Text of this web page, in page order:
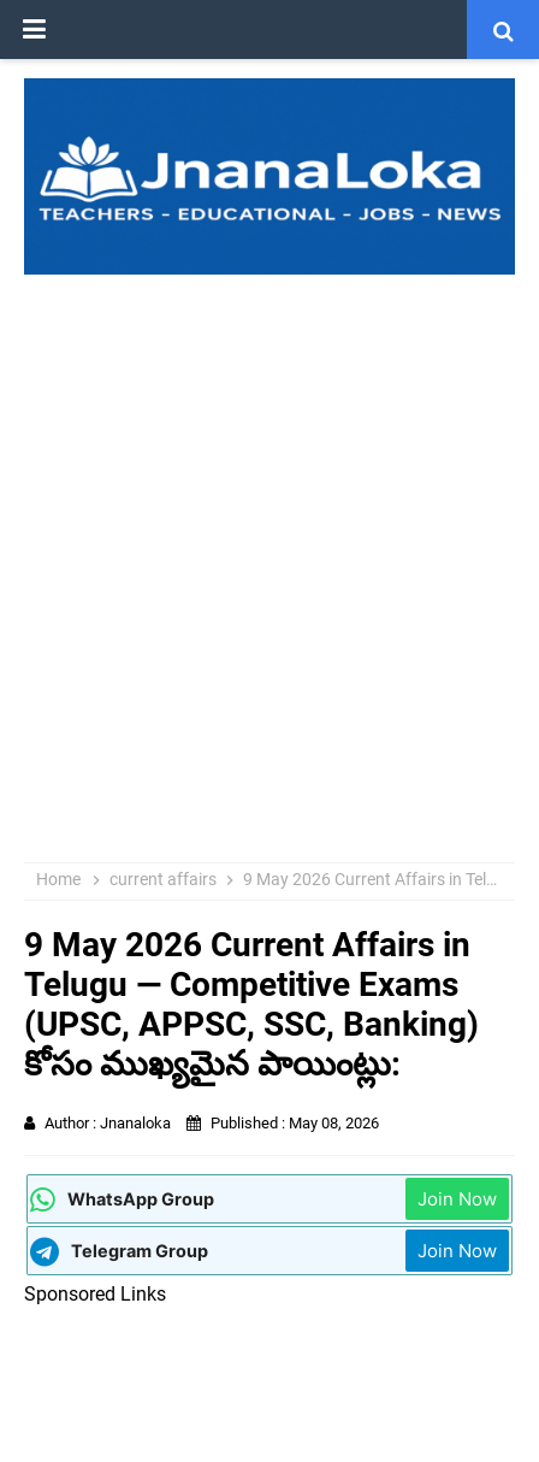
Home current affairs 9 May 2026 Current Affairs in Telugu — Competitive Exams (UPSC, APPSC, SSC, Banking) కోసం ముఖ్యమైన పాయింట్లు:
9 May 2026 Current Affairs in
Telugu — Competitive Exams
(UPSC, APPSC, SSC, Banking)
కోసం ముఖ్యమైన పాయింట్లు:
Author : Jnanaloka Published : May 08, 2026
WhatsApp Group Join Now
Telegram Group
Join Now
Sponsored Links